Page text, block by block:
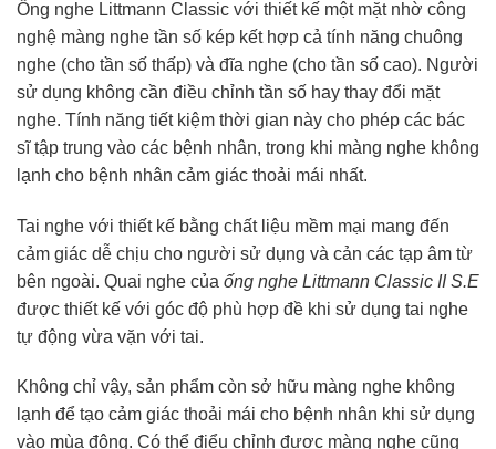
Ống nghe Littmann Classic với thiết kế một mặt nhờ công
nghệ màng nghe tần số kép kết hợp cả tính năng chuông
nghe (cho tần số thấp) và đĩa nghe (cho tần số cao). Người
sử dụng không cần điều chỉnh tần số hay thay đổi mặt
nghe. Tính năng tiết kiệm thời gian này cho phép các bác
sĩ tập trung vào các bệnh nhân, trong khi màng nghe không
lạnh cho bệnh nhân cảm giác thoải mái nhất.
Tai nghe với thiết kế bằng chất liệu mềm mại mang đến
cảm giác dễ chịu cho người sử dụng và cản các tạp âm từ
bên ngoài. Quai nghe của ống nghe Littmann Classic II S.E
được thiết kế với góc độ phù hợp đề khi sử dụng tai nghe
tự động vừa vặn với tai.
Không chỉ vậy, sản phẩm còn sở hữu màng nghe không
lạnh để tạo cảm giác thoải mái cho bệnh nhân khi sử dụng
vào mùa đông. Có thể điểu chỉnh được màng nghe cũng